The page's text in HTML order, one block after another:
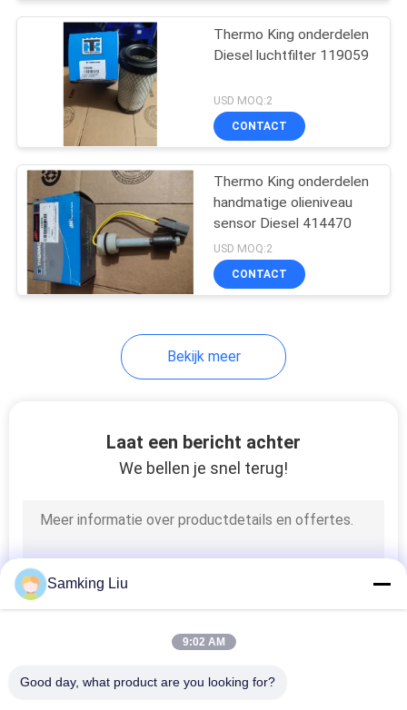
Series
Isuzu Refrigerated
Truck
De semi Eenheden
Aanhangwagenkoeling
Dak Opgezette
Koelingseenheid
Thermo King onderdelen
Diesel luchtfilter 119059
USD MOQ:2
CONTACT
Thermo King onderdelen
handmatige olieniveau
sensor Diesel 414470
USD MOQ:2
CONTACT
Bekijk meer
Laat een bericht achter
We bellen je snel terug!
Samking Liu
9:02 AM
Good day, what product are you looking for?